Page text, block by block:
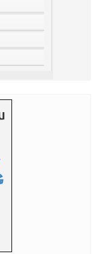
...
kvalitet“
u britanskoj vojnoj
će nestati iz
eksploziji u Moskvi?